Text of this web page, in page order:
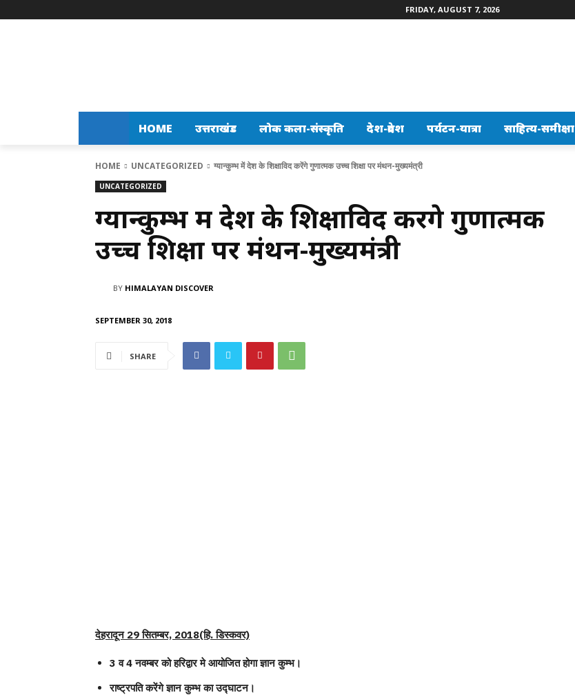
FRIDAY, AUGUST 7, 2026
HOME उत्तराखंड लोक कला-संस्कृति देश-प्रदेश पर्यटन-यात्रा साहित्य-समीक्षा
HOME UNCATEGORIZED ग्यान्कुम्भ में देश के शिक्षाविद करेंगे गुणात्मक उच्च शिक्षा पर मंथन-मुख्यमंत्री
UNCATEGORIZED
ग्यान्कुम्भ में देश के शिक्षाविद करेंगे गुणात्मक
उच्च शिक्षा पर मंथन-मुख्यमंत्री
BY HIMALAYAN DISCOVER
SEPTEMBER 30, 2018
SHARE
देहरादून 29 सितम्बर, 2018(हि. डिस्कवर)
3 व 4 नवम्बर को हरिद्वार मे आयोजित होगा ज्ञान कुम्भ।
राष्ट्रपति करेंगे ज्ञान कुम्भ का उद्घाटन।